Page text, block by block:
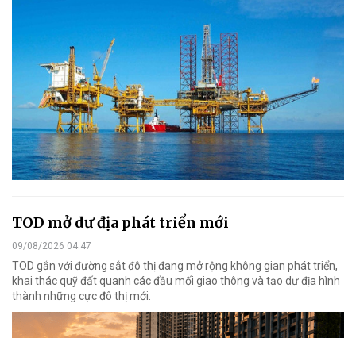
TOD mở dư địa phát triển mới
09/08/2026 04:47
TOD gắn với đường sắt đô thị đang mở rộng không gian phát triển,
khai thác quỹ đất quanh các đầu mối giao thông và tạo dư địa hình
thành những cực đô thị mới.